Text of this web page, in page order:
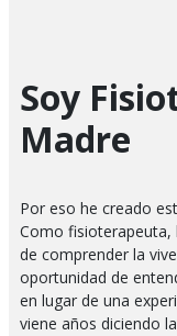
Soy
Madre
Por eso he creado
Como fisioterapeuta,
de comprender la
oportunidad de
en lugar de una
viene años diciendo